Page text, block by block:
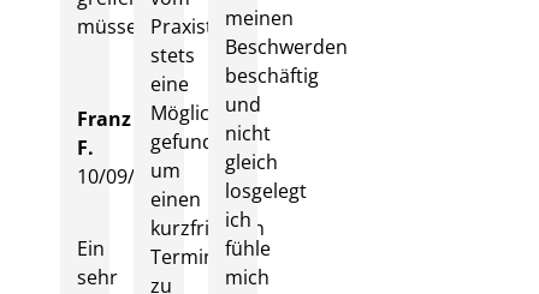
müssen.
Franz
F.
10/09/2024
Ein
sehr
Praxisteam
stets
eine
Möglichkeit
gefunden
um
einen
kurzfristigen
Termin
zu
meinen
Beschwerden
beschäftig
und
nicht
gleich
losgelegt
ich
fühle
mich